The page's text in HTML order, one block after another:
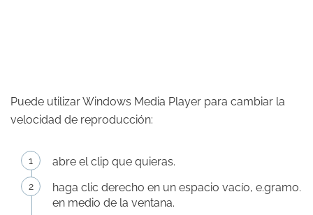
Puede utilizar Windows Media Player para cambiar la
velocidad de reproducción:
abre el clip que quieras.
haga clic derecho en un espacio vacío, e.gramo.
en medio de la ventana.